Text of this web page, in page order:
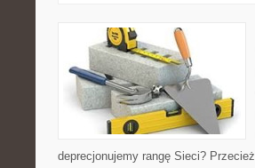
deprecjonujemy rangę Sieci?